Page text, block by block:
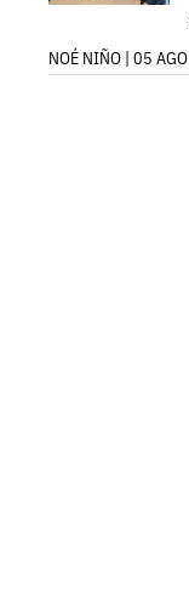
NOÉ NIÑO | 05 AGO